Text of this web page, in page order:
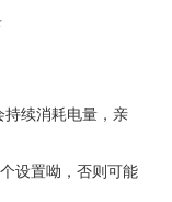
持续消耗电量，亲
设置呦，否则可能